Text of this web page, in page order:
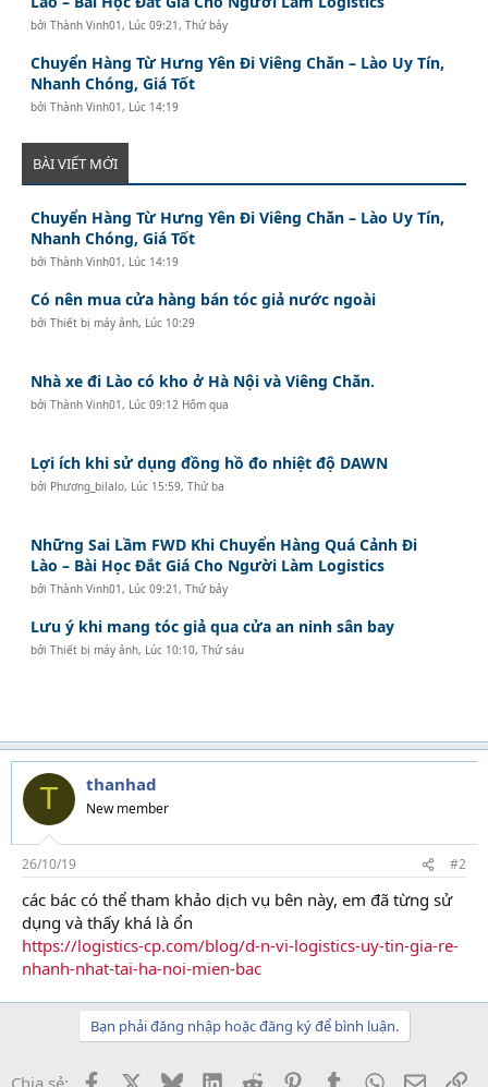
bởiThành Vinh01 , Lúc 09:21, Thứ bảy
Chuyển Hàng Từ Hưng Yên Đi Viêng Chăn – Lào Uy Tín,
Nhanh Chóng, Giá Tốt
bởiThành Vinh01 , Lúc 14:19
BÀI VIẾT MỚI
Chuyển Hàng Từ Hưng Yên Đi Viêng Chăn – Lào Uy Tín,
Nhanh Chóng, Giá Tốt
bởiThành Vinh01 , Lúc 14:19
Có nên mua cửa hàng bán tóc giả nước ngoài
bởiThiết bị máy ảnh, Lúc 10:29
Nhà xe đi Lào có kho ở Hà Nội và Viêng Chăn.
bởiThành Vinh01 , Lúc 09:12 Hôm qua
Lợi ích khi sử dụng đồng hồ đo nhiệt độ DAWN
bởi Phương_bilalo, Lúc 15:59, Thứ ba
Những Sai Lầm FWD Khi Chuyển Hàng Quá Cảnh Đi
Lào – Bài Học Đắt Giá Cho Người Làm Logistics
bởiThành Vinh01 , Lúc 09:21, Thứ bảy
Lưu ý khi mang tóc giả qua cửa an ninh sân bay
bởiThiết bị máy ảnh, Lúc 10:10, Thứ sáu
T thanhad
New member
26/10/19 #2
các bác có thể tham khảo dịch vụ bên này, em đã từng sử
dụng và thấy khá là ổn
https://logistics-cp.com/blog/d-n-vi-logistics-uy-tin-gia-re-
nhanh-nhat-tai-ha-noi-mien-bac
Bạn phải đăng nhập hoặc đăng ký để bình luận.
Chia sẻ: Facebook BlueskyLinkedInReddit PinterestTumblrWhatsApp
Email